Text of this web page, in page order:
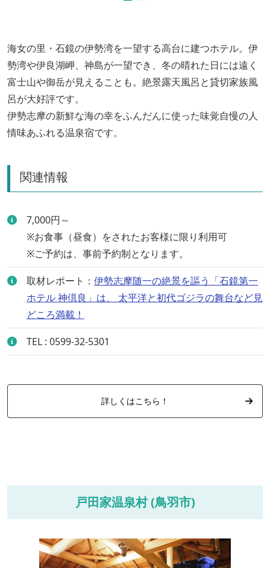
海女の里・石鏡の伊勢湾を一望する高台に建つホテル。伊
勢湾や伊良湖岬、神島が一望でき、冬の晴れた日には遠く
富士山や御岳が見えることも。絶景露天風呂と貸切家族風
呂が大好評です。
伊勢志摩の新鮮な海の幸をふんだんに使った味覚自慢の人
情味あふれる温泉宿です。
関連情報
7,000円～
※お食事（昼食）をされたお客様に限り利用可
※ご予約は、事前予約制となります。
取材レポート： 伊勢志摩随一の絶景を謳う「石鏡第一
ホテル 神倶良」は、 太平洋と初代ゴジラの舞台など見
どころ満載！
TEL : 0599-32-5301
詳しくはこちら！
戸田家温泉村 (鳥羽市)